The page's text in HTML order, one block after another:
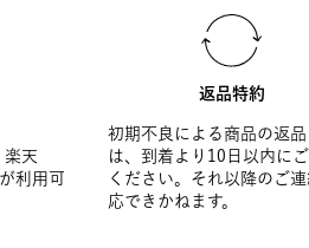
楽天
利用可
返品特約
初期不良による商品の返
は、到着より10日以内に
ください。それ以降のご
応できかねます。